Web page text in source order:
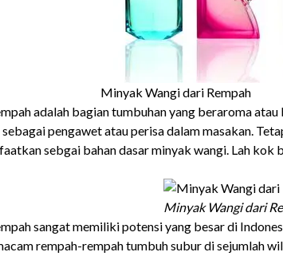
Minyak Wangi dari Rempah
adalah bagian tumbuhan yang beraroma
pengawet atau perisa dalam masakan.
sebgai bahan dasar minyak wangi. Lah kok
Minyak Wangi dari
sangat memiliki potensi yang besar di
rempah-rempah tumbuh subur di sejumlah